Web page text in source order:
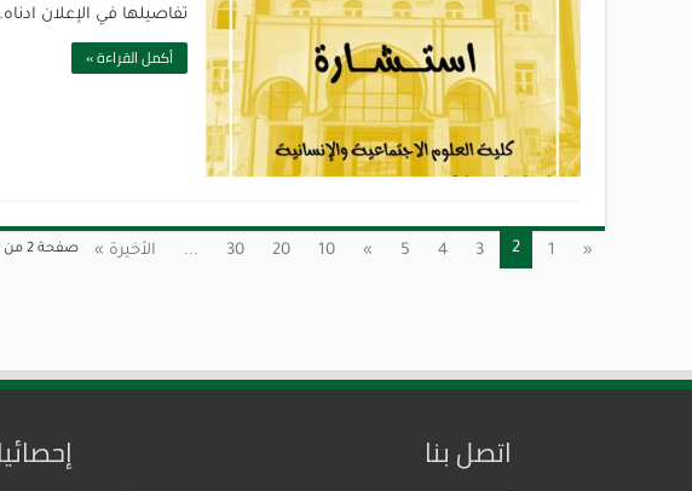
تفاصيلها في الإعلان
أكمل القراءة »
صفحة 2 من 96 «
1
2
3
4
5
»
10
20
30
... الأخيرة »
اتصل بنا